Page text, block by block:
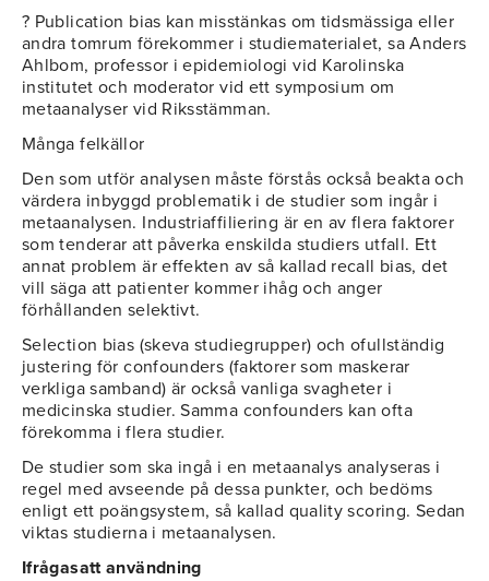
? Publication bias kan misstänkas om tidsmässiga eller
andra tomrum förekommer i studiematerialet, sa Anders
Ahlbom, professor i epidemiologi vid Karolinska
institutet och moderator vid ett symposium om
metaanalyser vid Riksstämman.
Många felkällor
Den som utför analysen måste förstås också beakta och
värdera inbyggd problematik i de studier som ingår i
metaanalysen. Industriaffiliering är en av flera faktorer
som tenderar att påverka enskilda studiers utfall. Ett
annat problem är effekten av så kallad recall bias, det
vill säga att patienter kommer ihåg och anger
förhållanden selektivt.
Selection bias (skeva studiegrupper) och ofullständig
justering för confounders (faktorer som maskerar
verkliga samband) är också vanliga svagheter i
medicinska studier. Samma confounders kan ofta
förekomma i flera studier.
De studier som ska ingå i en metaanalys analyseras i
regel med avseende på dessa punkter, och bedöms
enligt ett poängsystem, så kallad quality scoring. Sedan
viktas studierna i metaanalysen.
Ifrågasatt användning